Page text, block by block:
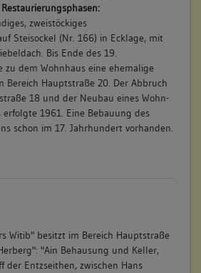
zweistöckiges
Steisockel (Nr. 166) in Ecklage, mit
Bis Ende des 19.
dem Wohnhaus eine ehemalige
Bereich Hauptstraße 20. Der Abbruch
18 und der Neubau eines Wohn-
erfolgte 1961. Eine Bebauung des
schon im 17. Jahrhundert vorhanden.
Witib" besitzt im Bereich Hauptstraße
"Ain Behausung und Keller,
der Entzseithen, zwischen Hans